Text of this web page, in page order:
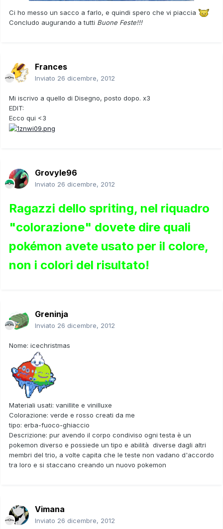
Ci ho messo un sacco a farlo, e quindi spero che vi piaccia
Concludo augurando a tutti Buone Feste!!!
Frances
Inviato 26 dicembre, 2012
Mi iscrivo a quello di Disegno, posto dopo. x3
EDIT:
Ecco qui <3
Grovyle96
Inviato 26 dicembre, 2012
Ragazzi dello spriting, nel riquadro
"colorazione" dovete dire quali
pokémon avete usato per il colore,
non i colori del risultato!
Greninja
Inviato 26 dicembre, 2012
Nome: icechristmas
Materiali usati: vanillite e vinilluxe
Colorazione: verde e rosso creati da me
tipo: erba-fuoco-ghiaccio
Descrizione: pur avendo il corpo condiviso ogni testa è un
pokemon diverso e possiede un tipo e abilità diverse dagli altri
membri del trio, a volte capita che le teste non vadano d'accordo
tra loro e si staccano creando un nuovo pokemon
Vimana
Inviato 26 dicembre, 2012